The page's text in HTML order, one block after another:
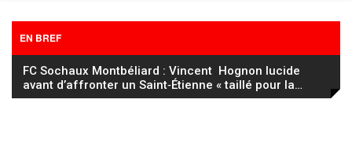
EN BREF
FC Sochaux Montbéliard : Vincent Hognon lucide
avant d’affronter un Saint‑Étienne « taillé pour la…